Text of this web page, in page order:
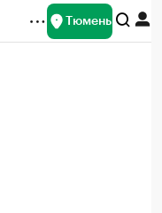
Тюмень